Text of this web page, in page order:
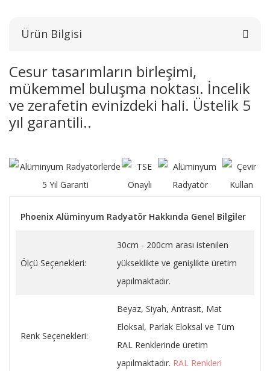
Ürün Bilgisi
Cesur tasarımların birleşimi,
mükemmel buluşma noktası. İncelik
ve zerafetin evinizdeki hali. Üstelik 5
yıl garantili..
Phoenix Alüminyum Radyatör Hakkında Genel Bilgiler
Ölçü Seçenekleri:
30cm - 200cm arası istenilen
yükseklikte ve genişlikte üretim
yapılmaktadır.
Renk Seçenekleri:
Beyaz, Siyah, Antrasit, Mat
Eloksal, Parlak Eloksal ve Tüm
RAL Renklerinde üretim
yapılmaktadır. RAL Renkleri